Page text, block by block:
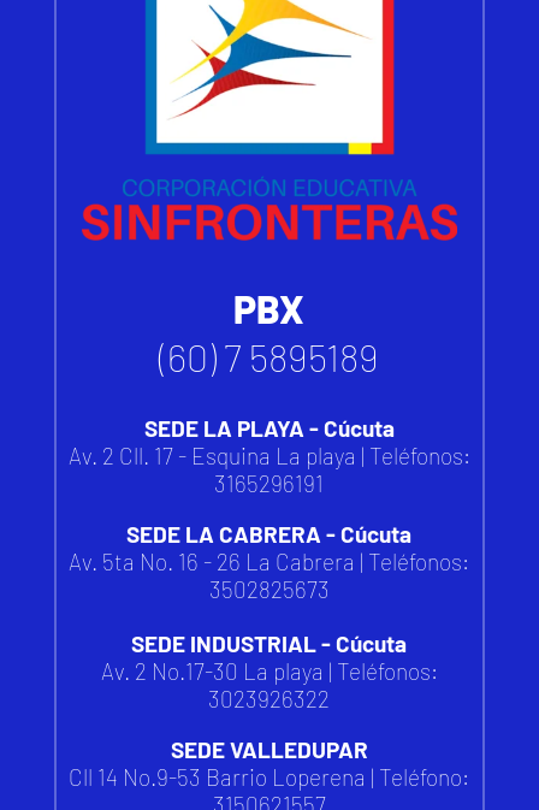
PBX
(60) 7 5895189
SEDE LA PLAYA - Cúcuta
Av. 2 Cll. 17 - Esquina La playa | Teléfonos:
3165296191
SEDE LA CABRERA - Cúcuta
Av. 5ta No. 16 - 26 La Cabrera | Teléfonos:
3502825673
SEDE INDUSTRIAL - Cúcuta
Av. 2 No.17-30 La playa | Teléfonos:
3023926322
SEDE VALLEDUPAR
Cll 14 No.9-53 Barrio Loperena | Teléfono:
3150621557